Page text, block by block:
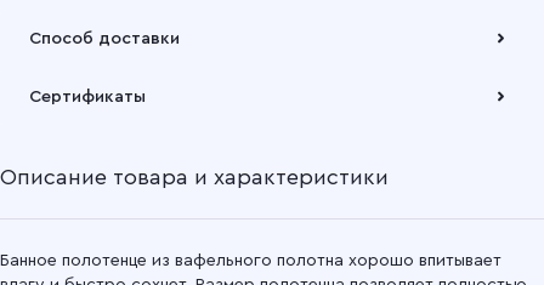
Способ доставки
наших складов или через транспортную компанию на Ваш
Подробнее
Сертификаты
Описание товара и характеристики
Банное полотенце из вафельного полотна хорошо впитывает